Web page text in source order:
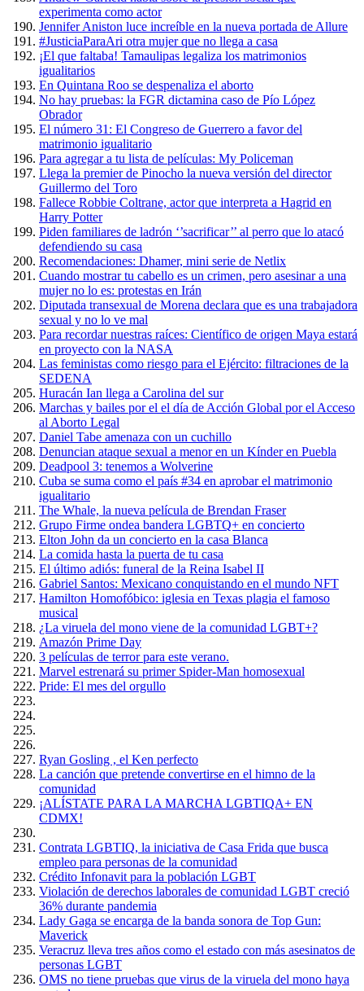
experimenta como actor
Jennifer Aniston luce increíble en la nueva portada de Allure
#JusticiaParaAri otra mujer que no llega a casa
¡El que faltaba! Tamaulipas legaliza los matrimonios
igualitarios
En Quintana Roo se despenaliza el aborto
No hay pruebas: la FGR dictamina caso de Pío López
Obrador
El número 31: El Congreso de Guerrero a favor del
matrimonio igualitario
Para agregar a tu lista de películas: My Policeman
Llega la premier de Pinocho la nueva versión del director
Guillermo del Toro
Fallece Robbie Coltrane, actor que interpreta a Hagrid en
Harry Potter
Piden familiares de ladrón ‘’sacrificar’’ al perro que lo atacó
defendiendo su casa
Recomendaciones: Dhamer, mini serie de Netlix
Cuando mostrar tu cabello es un crimen, pero asesinar a una
mujer no lo es: protestas en Irán
Diputada transexual de Morena declara que es una trabajadora
sexual y no lo ve mal
Para recordar nuestras raíces: Científico de origen Maya estará
en proyecto con la NASA
Las feministas como riesgo para el Ejército: filtraciones de la
SEDENA
Huracán Ian llega a Carolina del sur
Marchas y bailes por el el día de Acción Global por el Acceso
al Aborto Legal
Daniel Tabe amenaza con un cuchillo
Denuncian ataque sexual a menor en un Kínder en Puebla
Deadpool 3: tenemos a Wolverine
Cuba se suma como el país #34 en aprobar el matrimonio
igualitario
The Whale, la nueva película de Brendan Fraser
Grupo Firme ondea bandera LGBTQ+ en concierto
Elton John da un concierto en la casa Blanca
La comida hasta la puerta de tu casa
El último adiós: funeral de la Reina Isabel II
Gabriel Santos: Mexicano conquistando en el mundo NFT
Hamilton Homofóbico: iglesia en Texas plagia el famoso
musical
¿La viruela del mono viene de la comunidad LGBT+?
Amazón Prime Day
3 películas de terror para este verano.
Marvel estrenará su primer Spider-Man homosexual
Pride: El mes del orgullo
Ryan Gosling , el Ken perfecto
La canción que pretende convertirse en el himno de la
comunidad
¡ALÍSTATE PARA LA MARCHA LGBTIQA+ EN
CDMX!
Contrata LGBTIQ, la iniciativa de Casa Frida que busca
empleo para personas de la comunidad
Crédito Infonavit para la población LGBT
Violación de derechos laborales de comunidad LGBT creció
36% durante pandemia
Lady Gaga se encarga de la banda sonora de Top Gun:
Maverick
Veracruz lleva tres años como el estado con más asesinatos de
personas LGBT
OMS no tiene pruebas que virus de la viruela del mono haya